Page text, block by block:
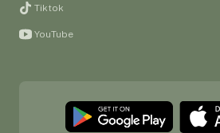
Tiktok
YouTube